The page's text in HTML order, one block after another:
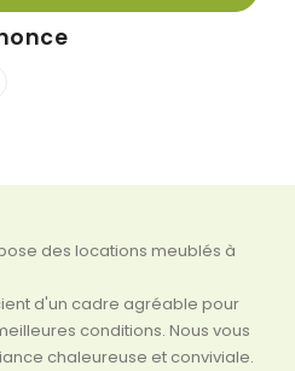
des locations meublés à
d'un cadre agréable pour
conditions. Nous vous
chaleureuse et conviviale.